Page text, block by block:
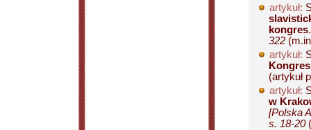
artykuł:
kongres
322
artykuł:
(artykuł
artykuł:
w
[Polska
s. 18-20